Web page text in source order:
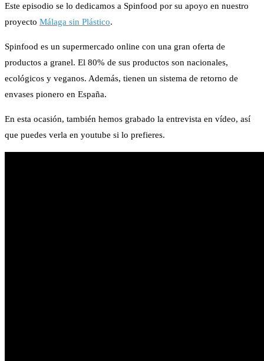
Este episodio se lo dedicamos a Spinfood por su apoyo en nuestro
proyecto Málaga sin Plástico.
Spinfood es un supermercado online con una gran oferta de
productos a granel. El 80% de sus productos son nacionales,
ecológicos y veganos. Además, tienen un sistema de retorno de
envases pionero en España.
En esta ocasión, también hemos grabado la entrevista en vídeo, así
que puedes verla en youtube si lo prefieres.